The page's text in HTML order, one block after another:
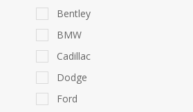
Bentley
BMW
Cadillac
Dodge
Ford